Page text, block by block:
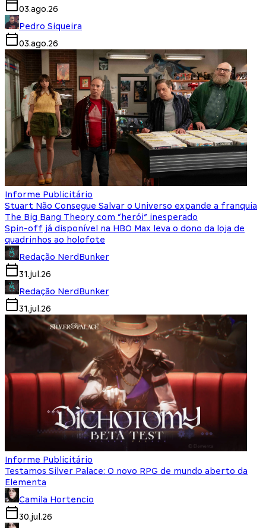
03.ago.26
Pedro Siqueira
03.ago.26
Informe Publicitário
Stuart Não Consegue Salvar o Universo expande a franquia
The Big Bang Theory com “herói” inesperado
Spin-off já disponível na HBO Max leva o dono da loja de
quadrinhos ao holofote
Redação NerdBunker
31.jul.26
Redação NerdBunker
31.jul.26
Informe Publicitário
Testamos Silver Palace: O novo RPG de mundo aberto da
Elementa
Camila Hortencio
30.jul.26